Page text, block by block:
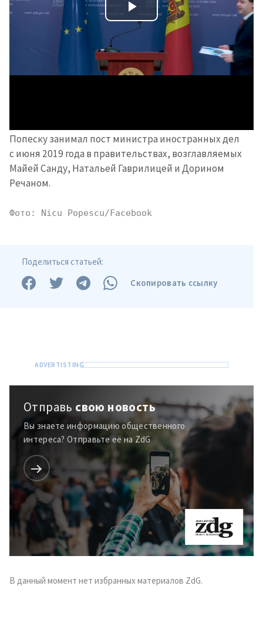
Попеску занимал пост министра иностранных дел
с июня 2019 года в правительствах, возглавляемых
Майей Санду, Натальей Гаврилицей и Дорином
Речаном.
Фото: Nicu Popescu/Facebook
Поделиться статьей:
Скопировать ссылку
Отправь свою новость
Вы знаете информацию общественного
интереса? Отправьте её на ZdG
В данный момент нет избранных материалов ZdG.